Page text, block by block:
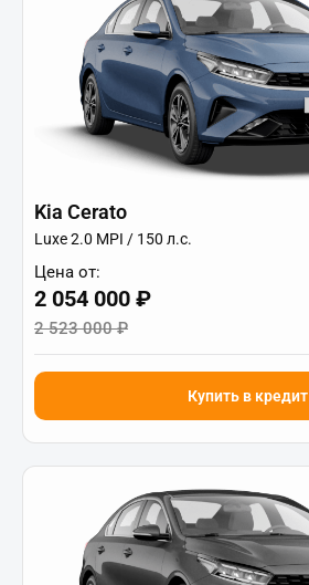
Kia Cerato
Luxe 2.0 MPI / 150 л.с.
Цена от:
2 054 000 ₽
2 523 000 ₽
Купить в кредит